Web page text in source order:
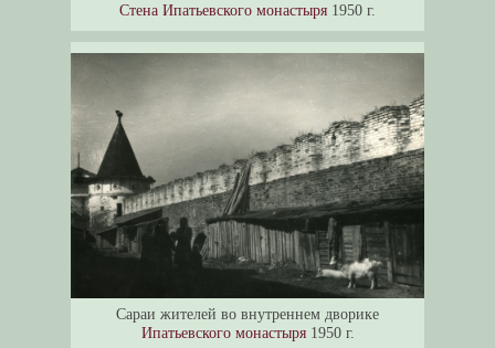
Стена Ипатьевского монастыря 1950 г.
Сараи жителей во внутреннем дворике
Ипатьевского монастыря1950 г.